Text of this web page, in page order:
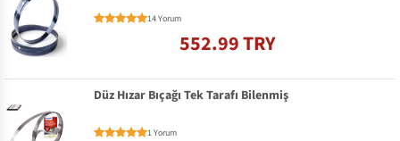
14 Yorum
552.99 TRY
Düz Hızar Bıçağı Tek Tarafı Bilenmiş
1 Yorum